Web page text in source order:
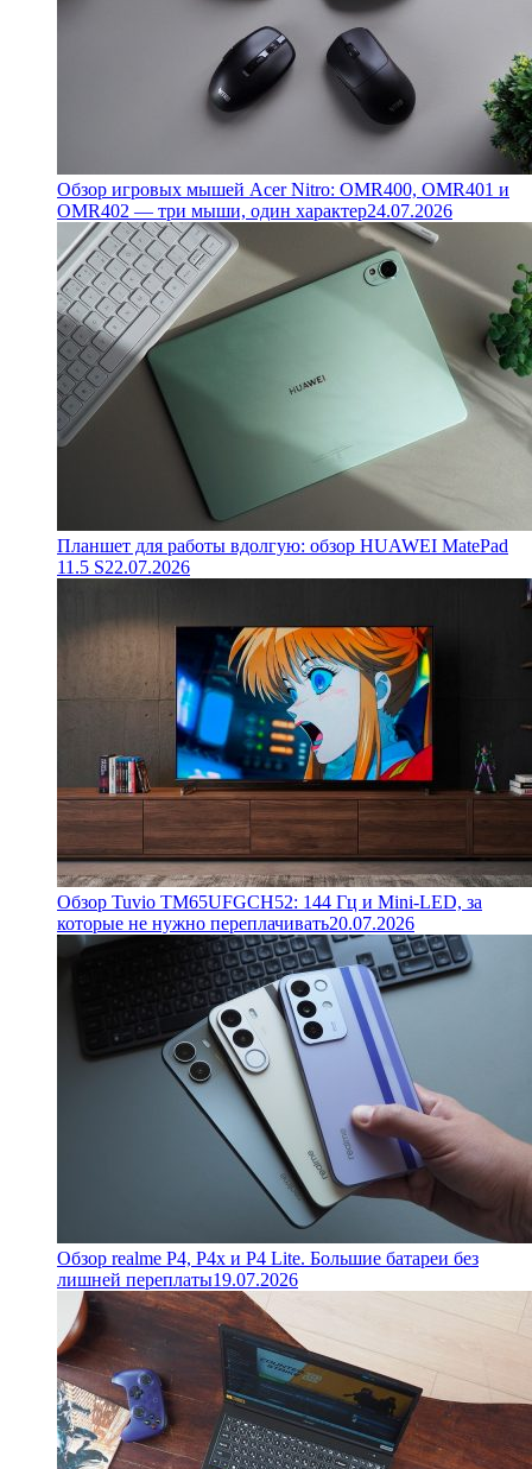
Обзор игровых мышей Acer Nitro: OMR400, OMR401 и
OMR402 — три мыши, один характер24.07.2026
Планшет для работы вдолгую: обзор HUAWEI MatePad
11.5 S22.07.2026
Обзор Tuvio TM65UFGCH52: 144 Гц и Mini-LED, за
которые не нужно переплачивать20.07.2026
Обзор realme P4, P4x и P4 Lite. Большие батареи без
лишней переплаты19.07.2026